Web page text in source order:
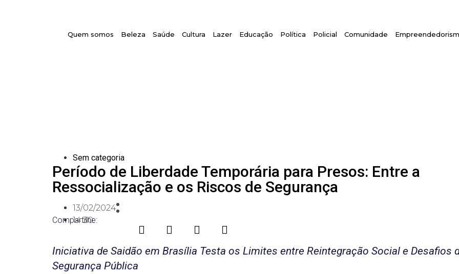
Quem somos Beleza Saúde Cultura Lazer Educação Política Policial Comunidade
Sem categoria
Período de Liberdade Temporária para Presos: Entre a
Ressocialização e os Riscos de Segurança
13/02/2024
14:30
Compartilhe:
Iniciativa de Saidão em Brasília Testa os Limites entre Reintegração Social e Desafios
Segurança Pública